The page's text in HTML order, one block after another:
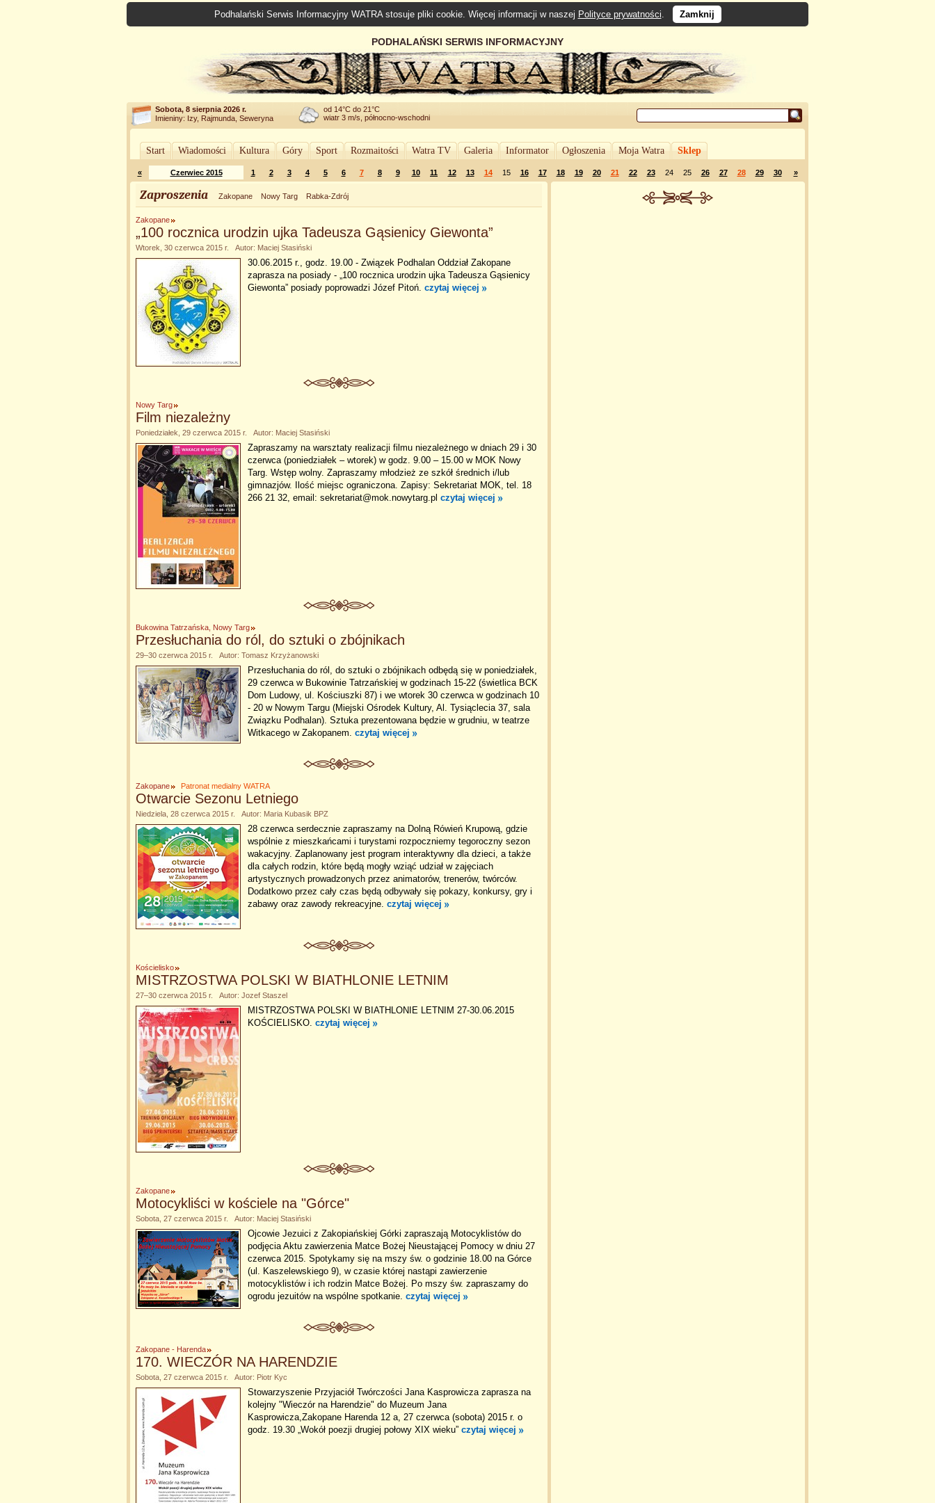
Podhalański Serwis Informacyjny WATRA stosuje pliki cookie. Więcej informacji w naszej Polityce prywatności. Zamknij
PODHALAŃSKI SERWIS INFORMACYJNY
Sobota, 8 sierpnia 2026 r.
Imieniny: Izy, Rajmunda, Seweryna
od 14°C do 21°C
wiatr 3 m/s, północno-wschodni
Start Wiadomości Kultura Góry Sport Rozmaitości Watra TV Galeria Informator Ogłoszenia Moja Watra Sklep
« Czerwiec 2015 1 2 3 4 5 6 7 8 9 10 11 12 13 14 15 16 17 18 19 20 21 22 23 24 25 26 27 28 29 30 »
Zaproszenia Zakopane Nowy Targ Rabka-Zdrój
Zakopane
„100 rocznica urodzin ujka Tadeusza Gąsienicy Giewonta”
Wtorek, 30 czerwca 2015 r. Autor: Maciej Stasiński
30.06.2015 r., godz. 19.00 - Związek Podhalan Oddział Zakopane
zaprasza na posiady - „100 rocznica urodzin ujka Tadeusza Gąsienicy
Giewonta” posiady poprowadzi Józef Pitoń. czytaj więcej
Nowy Targ
Film niezależny
Poniedziałek, 29 czerwca 2015 r. Autor: Maciej Stasiński
Zapraszamy na warsztaty realizacji filmu niezależnego w dniach 29 i 30
czerwca (poniedziałek – wtorek) w godz. 9.00 – 15.00 w MOK Nowy
Targ. Wstęp wolny. Zapraszamy młodzież ze szkół średnich i/lub
gimnazjów. Ilość miejsc ograniczona. Zapisy: Sekretariat MOK, tel. 18
266 21 32, email: sekretariat@mok.nowytarg.pl czytaj więcej
Bukowina Tatrzańska, Nowy Targ
Przesłuchania do ról, do sztuki o zbójnikach
29–30 czerwca 2015 r. Autor: Tomasz Krzyżanowski
Przesłuchania do ról, do sztuki o zbójnikach odbędą się w poniedziałek,
29 czerwca w Bukowinie Tatrzańskiej w godzinach 15-22 (świetlica BCK
Dom Ludowy, ul. Kościuszki 87) i we wtorek 30 czerwca w godzinach 10
- 20 w Nowym Targu (Miejski Ośrodek Kultury, Al. Tysiąclecia 37, sala
Związku Podhalan). Sztuka prezentowana będzie w grudniu, w teatrze
Witkacego w Zakopanem. czytaj więcej
Zakopane Patronat medialny WATRA
Otwarcie Sezonu Letniego
Niedziela, 28 czerwca 2015 r. Autor: Maria Kubasik BPZ
28 czerwca serdecznie zapraszamy na Dolną Rówień Krupową, gdzie
wspólnie z mieszkańcami i turystami rozpoczniemy tegoroczny sezon
wakacyjny. Zaplanowany jest program interaktywny dla dzieci, a także
dla całych rodzin, które będą mogły wziąć udział w zajęciach
artystycznych prowadzonych przez animatorów, trenerów, twórców.
Dodatkowo przez cały czas będą odbywały się pokazy, konkursy, gry i
zabawy oraz zawody rekreacyjne. czytaj więcej
Kościelisko
MISTRZOSTWA POLSKI W BIATHLONIE LETNIM
27–30 czerwca 2015 r. Autor: Jozef Staszel
MISTRZOSTWA POLSKI W BIATHLONIE LETNIM 27-30.06.2015
KOŚCIELISKO. czytaj więcej
Zakopane
Motocykliści w kościele na "Górce"
Sobota, 27 czerwca 2015 r. Autor: Maciej Stasiński
Ojcowie Jezuici z Zakopiańskiej Górki zapraszają Motocyklistów do
podjęcia Aktu zawierzenia Matce Bożej Nieustającej Pomocy w dniu 27
czerwca 2015. Spotykamy się na mszy św. o godzinie 18.00 na Górce
(ul. Kaszelewskiego 9), w czasie której nastąpi zawierzenie
motocyklistów i ich rodzin Matce Bożej. Po mszy św. zapraszamy do
ogrodu jezuitów na wspólne spotkanie. czytaj więcej
Zakopane - Harenda
170. WIECZÓR NA HARENDZIE
Sobota, 27 czerwca 2015 r. Autor: Piotr Kyc
Stowarzyszenie Przyjaciół Twórczości Jana Kasprowicza zaprasza na
kolejny "Wieczór na Harendzie" do Muzeum Jana
Kasprowicza,Zakopane Harenda 12 a, 27 czerwca (sobota) 2015 r. o
godz. 19.30 „Wokół poezji drugiej połowy XIX wieku” czytaj więcej